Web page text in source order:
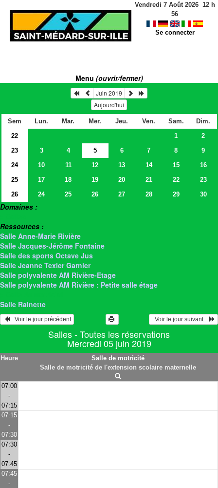
Vendredi 7 Août 2026 12h
56
Se connecter
Menu (ouvrir/fermer)
Juin 2019
Aujourd'hui
Sem Lun. Mar. Mer. Jeu. Ven. Sam.
Dim.
22
1
2
23
3 4 5 6 7 8
9
24
10 11 12 13 14 15
16
25
17 18 19 20 21 22
23
26
24 25 26 27 28 29 30
Domaines :
Ressources :
Salle Anne-Marie Rivière
Salle Jacques-Jérôme Fontaine
Salle des sports Octave Jus
Salle Jeanne Texier Garnier
Salle polyvalente AM Rivière-Etage
Salle polyvalente AM Rivière : Petite salle étage
Salle Rainette
   Voir le jour précédent
  Voir le jour suivant
Salles - Toutes les réservations
Mercredi 05 juin 2019
Heure
Salle de motricité
Salle de motricité de l'extension scolaire maternelle
07:00
-
07:15
07:15
-
07:30
07:30
-
07:45
07:45
-